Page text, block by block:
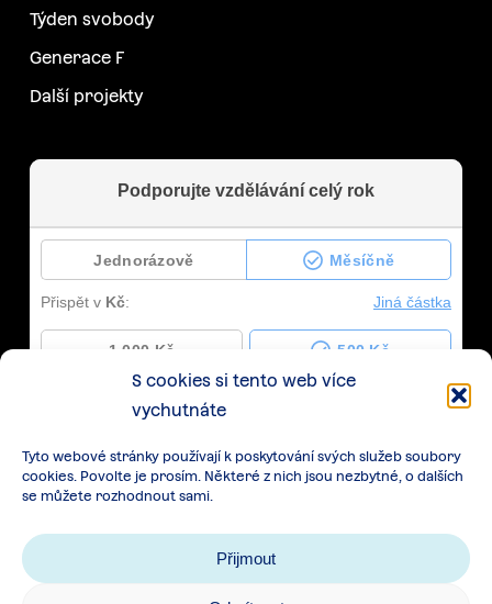
S cookies si tento web více
vychutnáte
Tyto webové stránky používají k poskytování svých služeb soubory
cookies. Povolte je prosím. Některé z nich jsou nezbytné, o dalších
se můžete rozhodnout sami.
Přijmout
Týden svobody
Generace F
Další projekty